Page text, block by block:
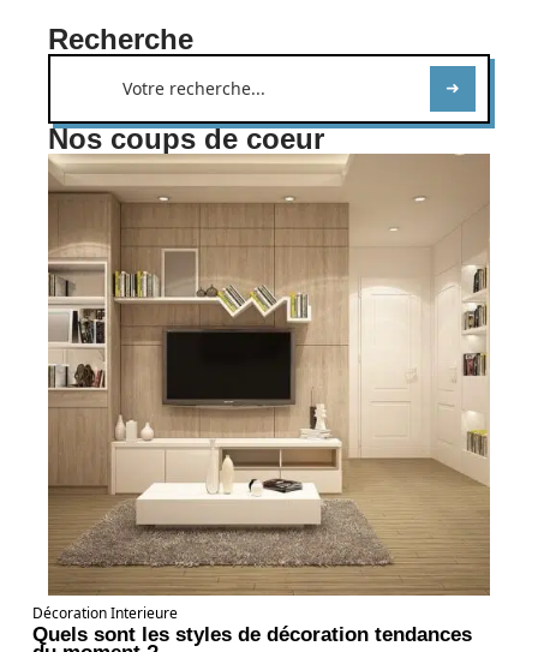
Recherche
Nos coups de coeur
Décoration Interieure
Quels sont les styles de décoration tendances